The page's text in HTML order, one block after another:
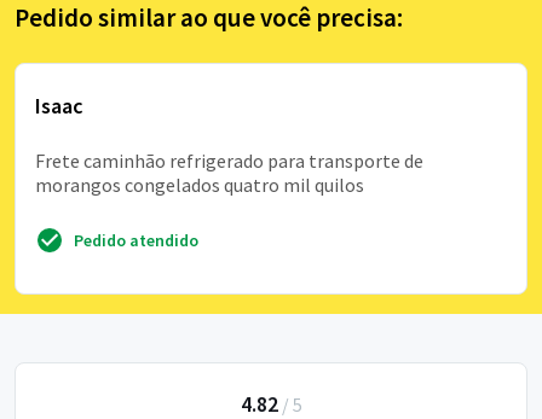
Pedido similar ao que você precisa:
Isaac
Frete caminhão refrigerado para transporte de
morangos congelados quatro mil quilos
Pedido atendido
4.82/ 5